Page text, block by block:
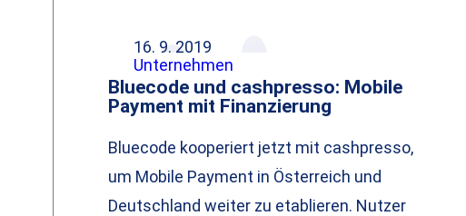
16. 9. 2019
Unternehmen
Bluecode und cashpresso: Mobile
Payment mit Finanzierung
Bluecode kooperiert jetzt mit cashpresso,
um Mobile Payment in Österreich und
Deutschland weiter zu etablieren. Nutzer